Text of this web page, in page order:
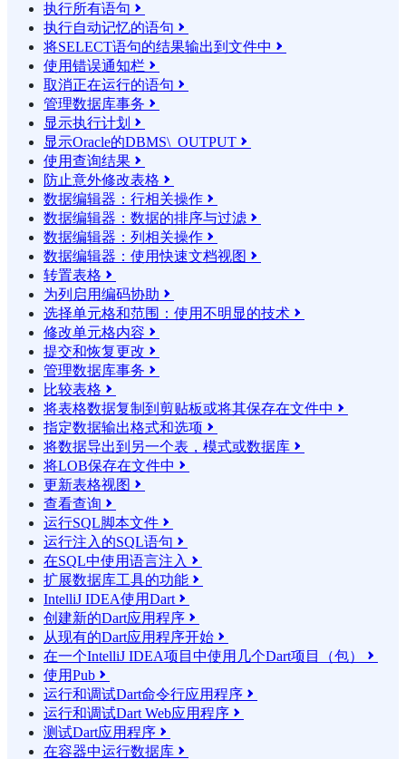
执行所有语句 
执行自动记忆的语句 
将SELECT语句的结果输​​出到文件中 
使用错误通知栏 
取消正在运行的语句 
管理数据库事务 
显示执行计划 
显示Oracle的DBMS\_OUTPUT 
使用查询结果 
防止意外修改表格 
数据编辑器：行相关操作 
数据编辑器：数据的排序与过滤 
数据编辑器：列相关操作 
数据编辑器：使用快速文档视图 
转置表格 
为列启用编码协助 
选择单元格和范围：使用不明显的技术 
修改单元格内容 
提交和恢复更改 
管理数据库事务 
比较表格 
将表格数据复制到剪贴板或将其保存在文件中 
指定数据输出格式和选项 
将数据导出到另一个表，模式或数据库 
将LOB保存在文件中 
更新表格视图 
查看查询 
运行SQL脚本文件 
运行注入的SQL语句 
在SQL中使用语言注入 
扩展数据库工具的功能 
IntelliJ IDEA使用Dart 
创建新的Dart应用程序 
从现有的Dart应用程序开始 
在一个IntelliJ IDEA项目中使用几个Dart项目（包） 
使用Pub 
运行和调试Dart命令行应用程序 
运行和调试Dart Web应用程序 
测试Dart应用程序 
在容器中运行数据库 